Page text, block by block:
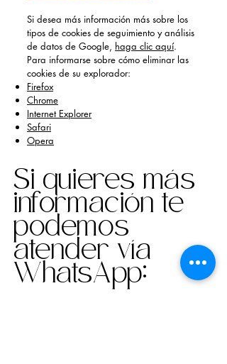
Si desea más información más sobre los
tipos de cookies de seguimiento y análisis
de datos de Google, haga clic aquí.
Para informarse sobre cómo eliminar las
cookies de su explorador:
Firefox
Chrome
Internet Explorer
Safari
Opera
Si quieres más
información te
podemos
atender vía
WhatsApp: